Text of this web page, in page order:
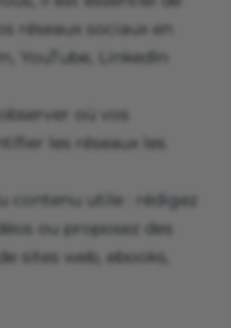
réseaux sociaux en
YouTube, LinkedIn
où vos
les réseaux les
contenu utile : rédigez
ou proposez des
sites web, ebooks,